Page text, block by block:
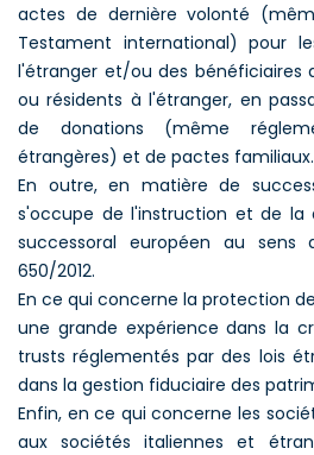
actes de dernière volonté
Testament international) pour
l'étranger et/ou des bénéficiaires
ou résidents à l'étranger, en
de donations (même
étrangères) et de pactes familiaux.
En outre, en matière de
s'occupe de l'instruction et de la
successoral européen au sens
650/2012.
En ce qui concerne la protection
une grande expérience dans la
trusts réglementés par des lois
dans la gestion fiduciaire des
Enfin, en ce qui concerne les
aux sociétés italiennes et